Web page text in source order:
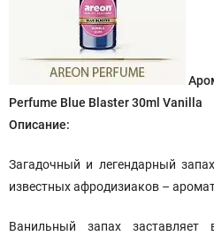
Perfume Blue Blaster 30ml Vanilla
Описание:
Загадочный и легендарный
известных афродизиаков –
Ванильный запах заставляет